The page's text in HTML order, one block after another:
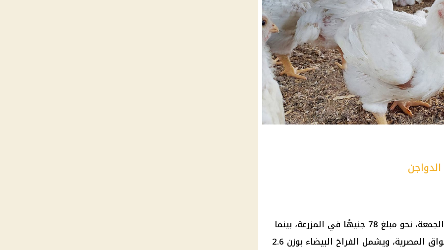
الجمعة، نحو مبلغ 78 جنيهًا في المزرعة، بينما
الفراخ البيضاء
بوزن 2.6